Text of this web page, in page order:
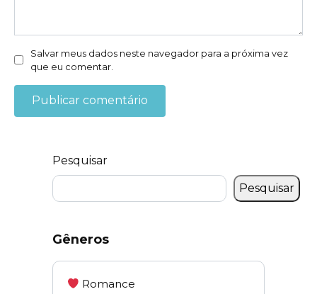
Salvar meus dados neste navegador para a próxima vez
que eu comentar.
Pesquisar
Pesquisar
Gêneros
Romance